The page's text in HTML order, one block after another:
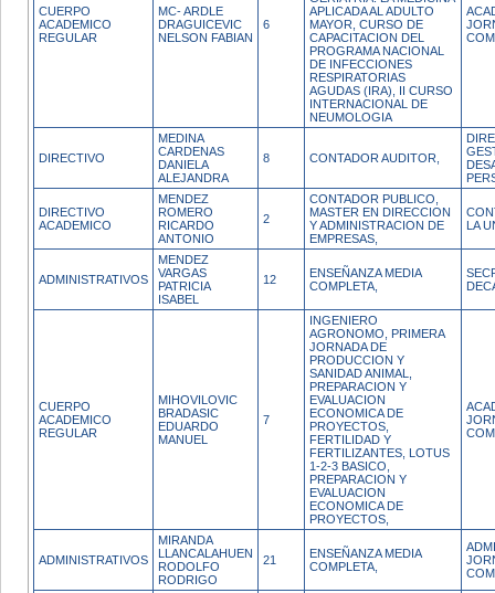
CUERPO
ACADEMICO
REGULAR
MC- ARDLE
DRAGUICEVIC
NELSON FABIAN
6
APLICADA AL ADULTO
MAYOR, CURSO DE
CAPACITACION DEL
PROGRAMA NACIONAL
DE INFECCIONES
RESPIRATORIAS
AGUDAS (IRA), II CURSO
INTERNACIONAL DE
NEUMOLOGIA
DIRECTIVO
MEDINA
CARDENAS
DANIELA
ALEJANDRA
8 CONTADOR AUDITOR,
DIRECTIVO
ACADEMICO
MENDEZ
ROMERO
RICARDO
ANTONIO
2
CONTADOR PUBLICO,
MASTER EN DIRECCION
Y ADMINISTRACION DE
EMPRESAS,
LA
ADMINISTRATIVOS
MENDEZ
VARGAS
PATRICIA
ISABEL
12
ENSEÑANZA MEDIA
COMPLETA,
CUERPO
ACADEMICO
REGULAR
MIHOVILOVIC
BRADASIC
EDUARDO
MANUEL
7
INGENIERO
AGRONOMO, PRIMERA
JORNADA DE
PRODUCCION Y
SANIDAD ANIMAL,
PREPARACION Y
EVALUACION
ECONOMICA DE
PROYECTOS,
FERTILIDAD Y
FERTILIZANTES, LOTUS
1-2-3 BASICO,
PREPARACION Y
EVALUACION
ECONOMICA DE
PROYECTOS,
ADMINISTRATIVOS
MIRANDA
LLANCALAHUEN
RODOLFO
RODRIGO
21
ENSEÑANZA MEDIA
COMPLETA,